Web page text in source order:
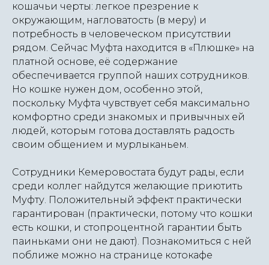
кошачьи черты: легкое презрение к
окружающим, нагловатость (в меру) и
потребность в человеческом присутствии
рядом. Сейчас Муфта находится в «Плюшке» на
платной основе, её содержание
обеспечивается группой наших сотрудников.
Но кошке нужен дом, особенно этой,
поскольку Муфта чувствует себя максимально
комфортно среди знакомых и привычных ей
людей, которым готова доставлять радость
своим общением и мурлыканьем.
Сотрудники Кемеровостата будут рады, если
среди коллег найдутся желающие приютить
Муфту. Положительный эффект практически
гарантирован (практически, потому что кошки
есть кошки, и стопроцентной гарантии быть
паиньками они не дают). Познакомиться с ней
поближе можно на странице котокафе